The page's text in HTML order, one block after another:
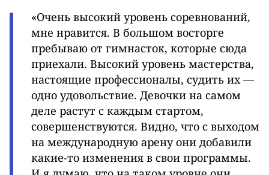
«Очень высокий уровень соревнований,
мне нравится. В большом восторге
пребываю от гимнасток, которые сюда
приехали. Высокий уровень мастерства,
настоящие профессионалы, судить их —
одно удовольствие. Девочки на самом
деле растут с каждым стартом,
совершенствуются. Видно, что с выходом
на международную арену они добавили
какие-то изменения в свои программы.